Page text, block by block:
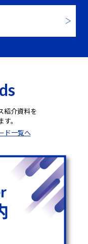
紹介資料を
。
ド一覧へ